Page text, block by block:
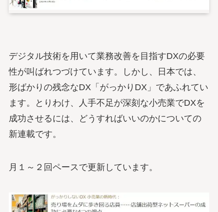
デジタル技術を用いて業務改善を目指すDXの必要
性が叫ばれつづけています。しかし、日本では、
形ばかりの残念なDX「がっかりDX」であふれてい
ます。とりわけ、人手不足が深刻な小売業でDXを
成功させるには、どうすればいいのかについての
新連載です。
月１～２回ペースで更新しています。